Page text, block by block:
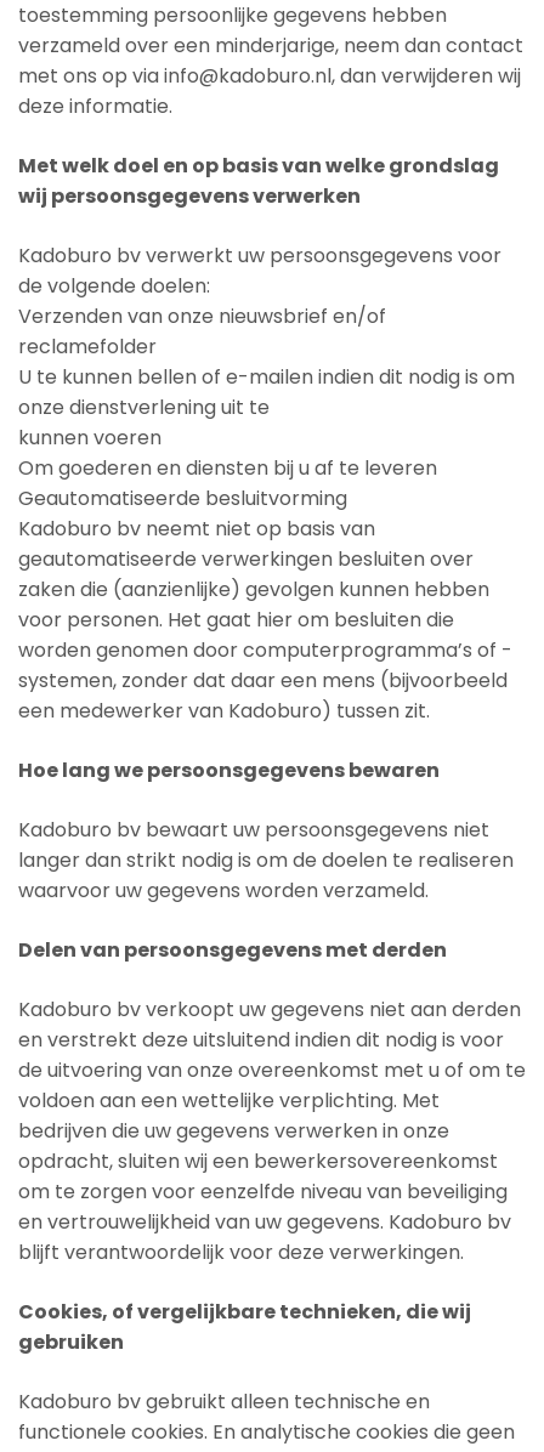
toestemming persoonlijke gegevens hebben
verzameld over een minderjarige, neem dan contact
met ons op via info@kadoburo.nl, dan verwijderen wij
deze informatie.
Met welk doel en op basis van welke grondslag
wij persoonsgegevens verwerken
Kadoburo bv verwerkt uw persoonsgegevens voor
de volgende doelen:
Verzenden van onze nieuwsbrief en/of
reclamefolder
U te kunnen bellen of e-mailen indien dit nodig is om
onze dienstverlening uit te
kunnen voeren
Om goederen en diensten bij u af te leveren
Geautomatiseerde besluitvorming
Kadoburo bv neemt niet op basis van
geautomatiseerde verwerkingen besluiten over
zaken die (aanzienlijke) gevolgen kunnen hebben
voor personen. Het gaat hier om besluiten die
worden genomen door computerprogramma’s of -
systemen, zonder dat daar een mens (bijvoorbeeld
een medewerker van Kadoburo) tussen zit.
Hoe lang we persoonsgegevens bewaren
Kadoburo bv bewaart uw persoonsgegevens niet
langer dan strikt nodig is om de doelen te realiseren
waarvoor uw gegevens worden verzameld.
Delen van persoonsgegevens met derden
Kadoburo bv verkoopt uw gegevens niet aan derden
en verstrekt deze uitsluitend indien dit nodig is voor
de uitvoering van onze overeenkomst met u of om te
voldoen aan een wettelijke verplichting. Met
bedrijven die uw gegevens verwerken in onze
opdracht, sluiten wij een bewerkersovereenkomst
om te zorgen voor eenzelfde niveau van beveiliging
en vertrouwelijkheid van uw gegevens. Kadoburo bv
blijft verantwoordelijk voor deze verwerkingen.
Cookies, of vergelijkbare technieken, die wij
gebruiken
Kadoburo bv gebruikt alleen technische en
functionele cookies. En analytische cookies die geen